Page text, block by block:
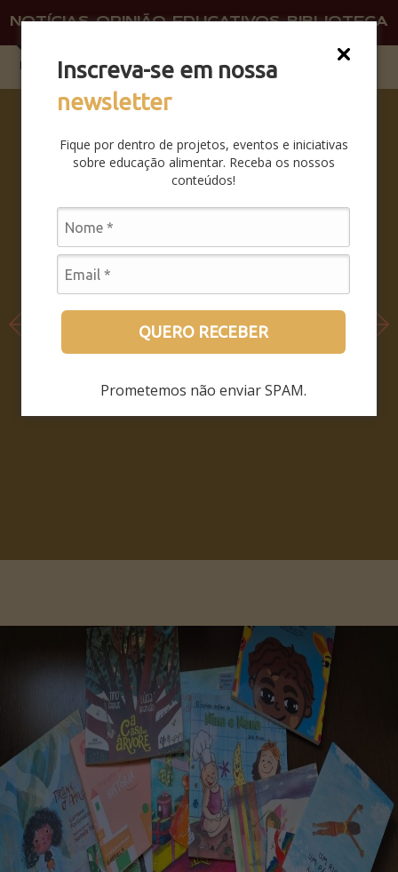
Inscreva-se em nossa
newsletter
Fique por dentro de projetos, eventos e iniciativas
sobre educação alimentar. Receba os nossos
conteúdos!
QUERO RECEBER
Prometemos não enviar SPAM.
NOTÍCIAS OPINIÃO EDUCATIVOS BIBLIOTECA
SABERES
DA BOCA
PRA
SAIBA
COMO
FOI O
SEMINÁRI
LEIA MAIS